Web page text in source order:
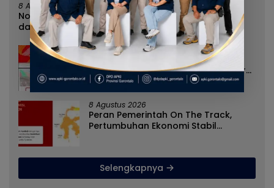
8 Agustus 2026
Norman Joesoef Dinilai Cocok Perkuat Regenerasi
dan Inovasi Pertahanan Nasional
8 Agustus 2026
Nilai Tukar Petani Naik, Angka
Kemiskinan Turun, Program Gusnar-
Idah Jadi Penggerak Ekonomi Dan
Dinikmati Masyarakat
8 Agustus 2026
Peran Pemerintah On The Track,
Pertumbuhan Ekonomi Stabil
Selengkapnya